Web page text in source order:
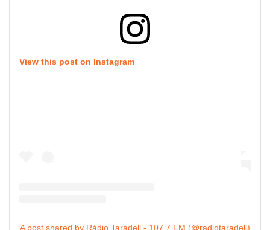
View this post on Instagram
A post shared by Ràdio Taradell - 107.7 FM (@radiotaradell)